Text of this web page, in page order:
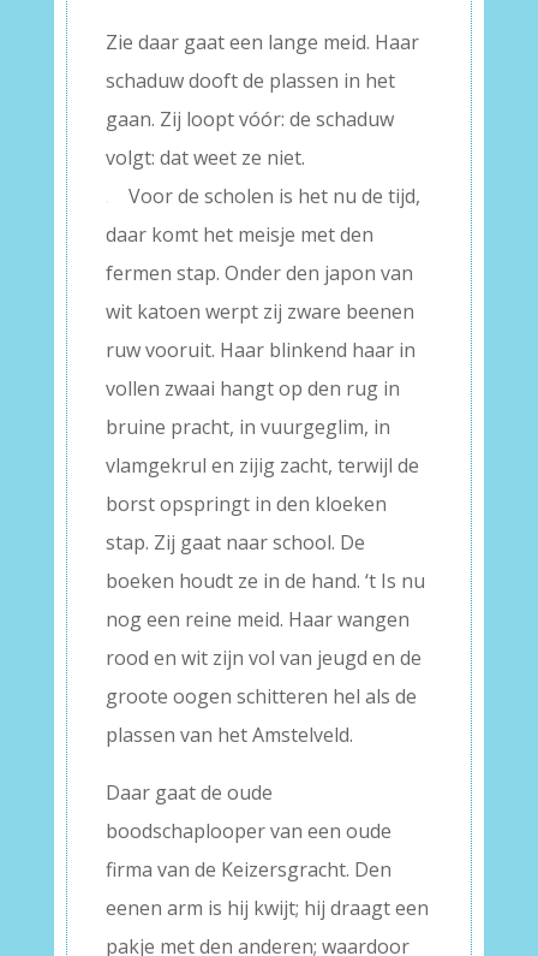
Zie daar gaat een lange meid. Haar
schaduw dooft de plassen in het
gaan. Zij loopt vóór: de schaduw
volgt: dat weet ze niet.
.
Voor de scholen is het nu de tijd,
daar komt het meisje met den
fermen stap. Onder den japon van
wit katoen werpt zij zware beenen
ruw vooruit. Haar blinkend haar in
vollen zwaai hangt op den rug in
bruine pracht, in vuurgeglim, in
vlamgekrul en zijig zacht, terwijl de
borst opspringt in den kloeken
stap. Zij gaat naar school. De
boeken houdt ze in de hand. ‘t Is nu
nog een reine meid. Haar wangen
rood en wit zijn vol van jeugd en de
groote oogen schitteren hel als de
plassen van het Amstelveld.
Daar gaat de oude
boodschaplooper van een oude
firma van de Keizersgracht. Den
eenen arm is hij kwijt; hij draagt een
pakje met den anderen; waardoor